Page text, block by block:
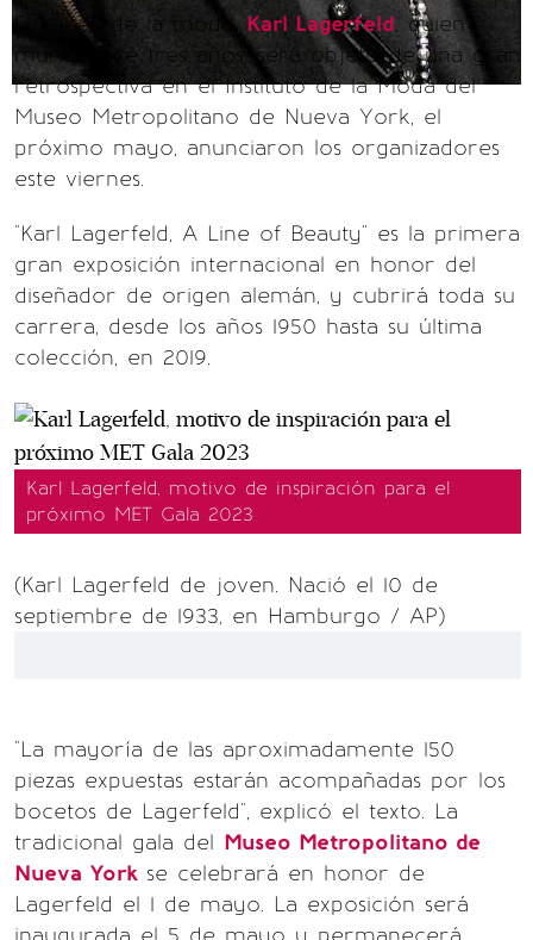
El káiser de la moda, Karl Lagerfeld, quien
murió hace tres años, será objeto de una gran
retrospectiva en el Instituto de la Moda del
Museo Metropolitano de Nueva York, el
próximo mayo, anunciaron los organizadores
este viernes.
"Karl Lagerfeld, A Line of Beauty" es la primera
gran exposición internacional en honor del
diseñador de origen alemán, y cubrirá toda su
carrera, desde los años 1950 hasta su última
colección, en 2019.
Karl Lagerfeld, motivo de inspiración para el
próximo MET Gala 2023
(Karl Lagerfeld de joven. Nació el 10 de
septiembre de 1933, en Hamburgo / AP)
"La mayoría de las aproximadamente 150
piezas expuestas estarán acompañadas por los
bocetos de Lagerfeld", explicó el texto. La
tradicional gala del Museo Metropolitano de
Nueva York se celebrará en honor de
Lagerfeld el 1 de mayo. La exposición será